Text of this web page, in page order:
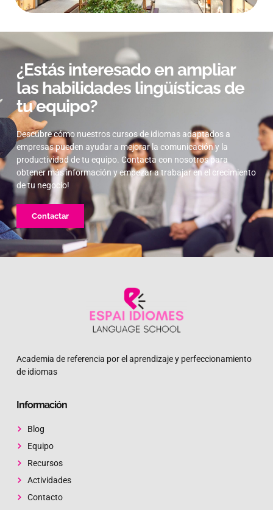
¿Estás interesado en ampliar
las habilidades lingüísticas de
tu equipo?
Descubre cómo nuestros cursos de idiomas adaptados a
empresas pueden ayudar a mejorar la comunicación y la
productividad de tu equipo. Contacta con nosotros para
obtener más información y empezar a trabajar en el crecimiento
de tu negocio!
Contactar
Academia de referencia por el aprendizaje y perfeccionamiento
de idiomas
Información
Blog
Equipo
Recursos
Actividades
Contacto